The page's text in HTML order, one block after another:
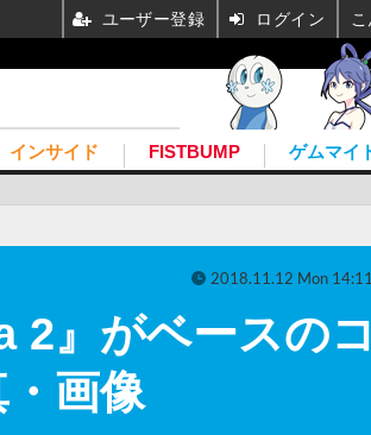
インサイド FISTBUMP ゲムマイ
2』がベースのコ
画像
2018.11.12 Mon 14:11
ユーザー登録 ログイン